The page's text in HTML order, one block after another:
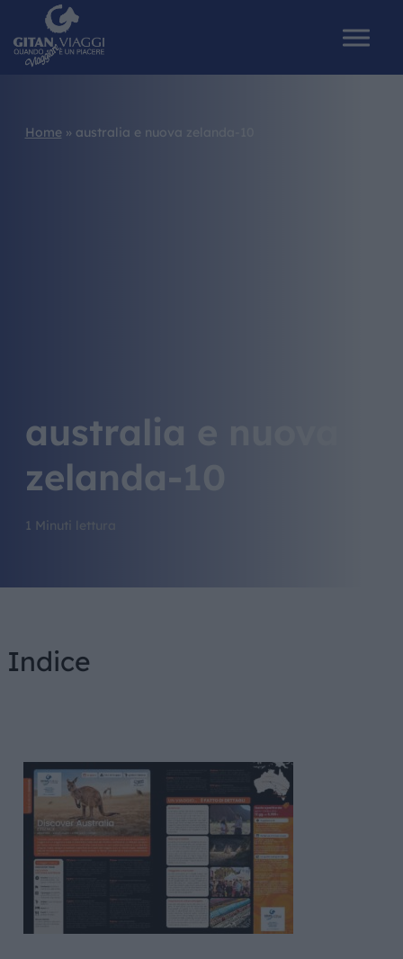
Home » australia e nuova zelanda-10
australia e nuova
zelanda-10
1 Minuti lettura
Indice